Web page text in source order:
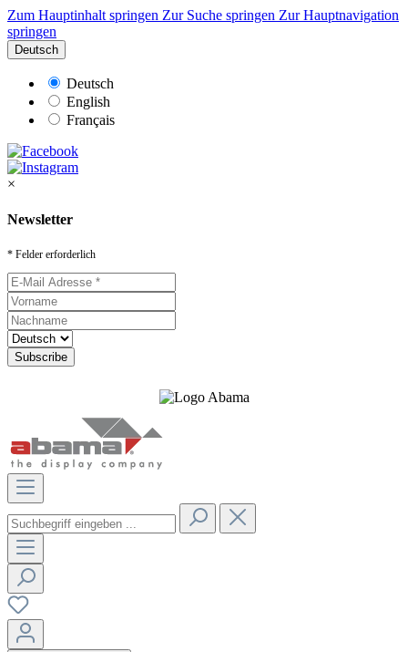
Zum Hauptinhalt springen Zur Suche springen Zur Hauptnavigation
springen
Deutsch
Deutsch
English
Français
×
Newsletter
* Felder erforderlich